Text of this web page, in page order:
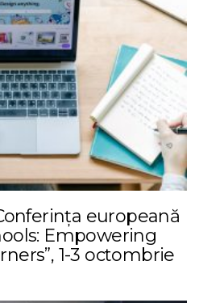
europeană
Empowering
1-3 octombrie